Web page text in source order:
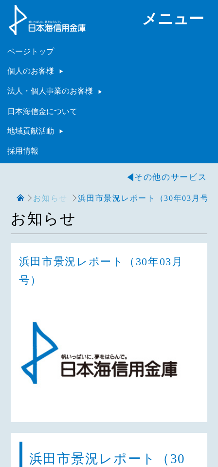
メニュー
ページトップ
個人のお客様
法人・個人事業のお客様
日本海信金について
地域貢献活動
採用情報
その他のサービス
お知らせ 浜田市景況レポート（30年03月号）
お知らせ
浜田市景況レポート（30年03月
号）
浜田市景況レポート（30